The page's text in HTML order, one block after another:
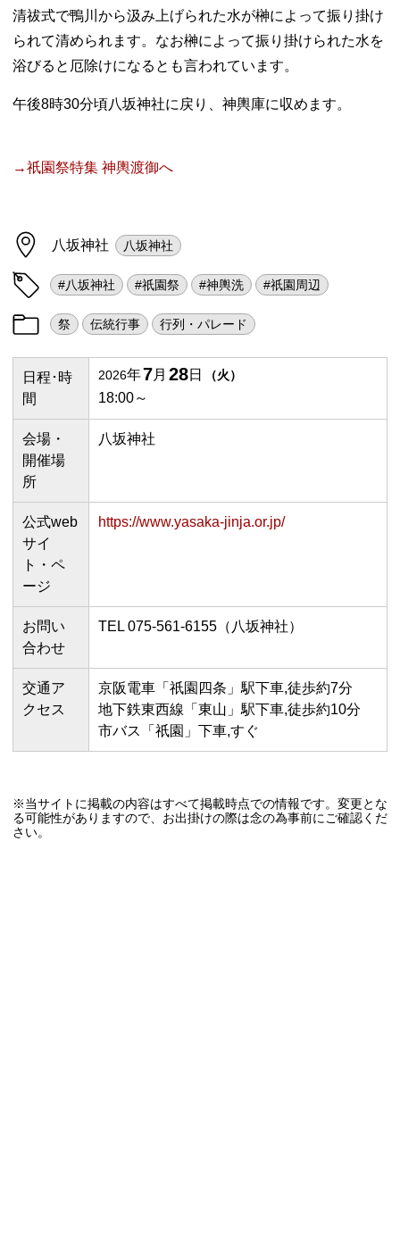
清祓式で鴨川から汲み上げられた水が榊によって振り掛け
られて清められます。なお榊によって振り掛けられた水を
浴びると厄除けになるとも言われています。
午後8時30分頃八坂神社に戻り、神輿庫に収めます。
→祇園祭特集 神輿渡御へ
八坂神社 八坂神社
#八坂神社 #祇園祭 #神輿洗 #祇園周辺
祭 伝統行事 行列・パレード
日程･時
間
2026年7月 28日 （火）
18:00～
会場・
開催場
所
八坂神社
公式web
サイ
ト・ペ
ージ
https://www.yasaka-jinja.or.jp/
お問い
合わせ
TEL 075-561-6155（八坂神社）
交通ア
クセス
京阪電車「祇園四条」駅下車,徒歩約7分
地下鉄東西線「東山」駅下車,徒歩約10分
市バス「祇園」下車,すぐ
※当サイトに掲載の内容はすべて掲載時点での情報です。変更とな
る可能性がありますので、お出掛けの際は念の為事前にご確認くだ
さい。